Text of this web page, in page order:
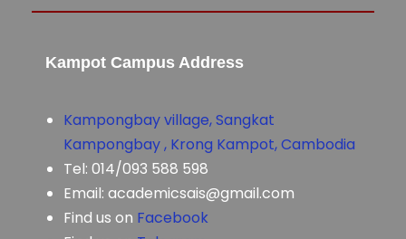
Kampot Campus Address
Kampongbay village, Sangkat
Kampongbay , Krong Kampot, Cambodia
Tel: 014/093 588 598
Email: academicsais@gmail.com
Find us on Facebook